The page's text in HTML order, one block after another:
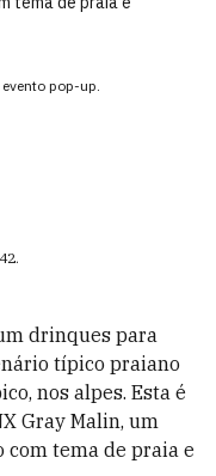
pop-up.
.
drinques para
típico praiano
nos alpes. Esta é
Gray Malin, um
com tema de praia e